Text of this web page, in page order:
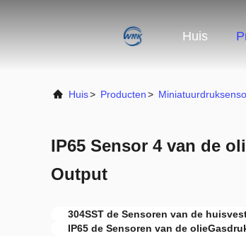
Huis
Huis> Producten>
IP65 Sensor 4 van de
Output
304SST de Sensoren van de
IP65 de Sensoren van de